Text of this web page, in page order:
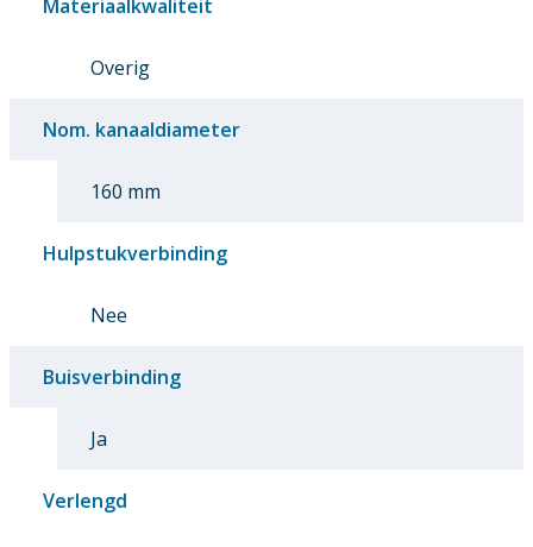
Materiaalkwaliteit
Overig
Nom. kanaaldiameter
160 mm
Hulpstukverbinding
Nee
Buisverbinding
Ja
Verlengd